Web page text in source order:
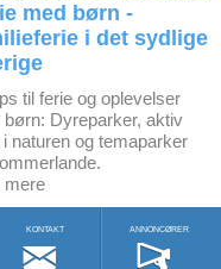
med børn -
i det sydlige
til ferie og oplevelser
børn: Dyreparker, aktiv
i naturen og temaparker
KONTAKT ANNONCØRER